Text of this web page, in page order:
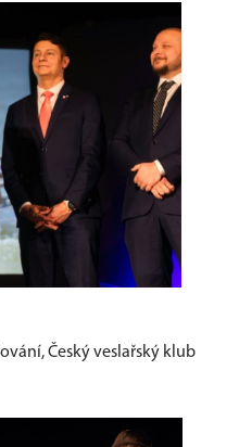
Český veslařský klub